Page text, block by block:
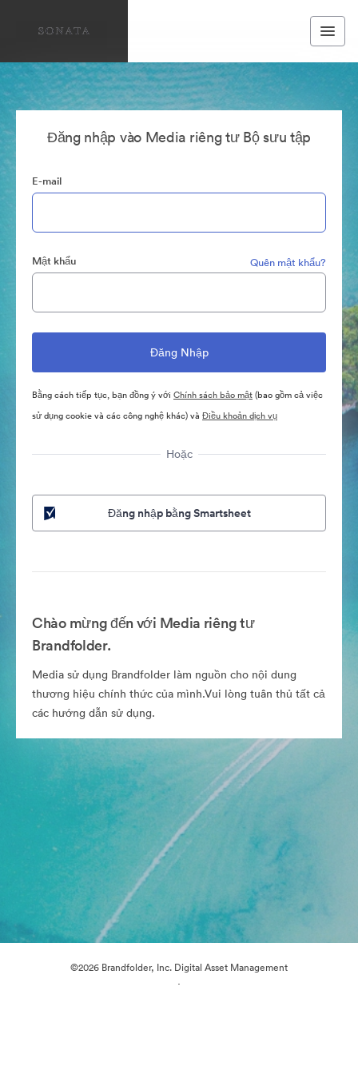
Đăng nhập vào Media riêng tư Bộ sưu tập
E-mail
Mật khẩu Quên mật khẩu?
Bằng cách tiếp tục, bạn đồng ý với Chính sách bảo mật(bao gồm cả việc
sử dụng cookie và các công nghệ khác) và Điều khoản dịch vụ
Hoặc
Đăng nhập bằng Smartsheet
Chào mừng đến với Media riêng tư
Brandfolder.
Media sử dụng Brandfolder làm nguồn cho nội dung
thương hiệu chính thức của mình.Vui lòng tuân thủ tất cả
các hướng dẫn sử dụng.
©2026 Brandfolder, Inc. Digital Asset Management
·